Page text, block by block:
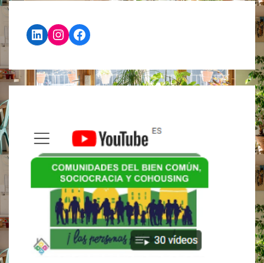
HOY…
O
NO
LinkedIn
Instagram
Facebook